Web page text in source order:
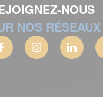
NOUS
NOS